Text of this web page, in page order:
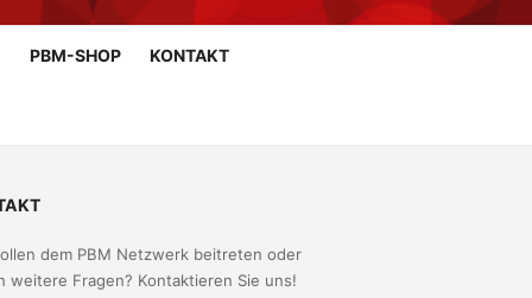
PBM-SHOP KONTAKT
dem PBM Netzwerk beitreten oder
weitere Fragen? Kontaktieren Sie uns!